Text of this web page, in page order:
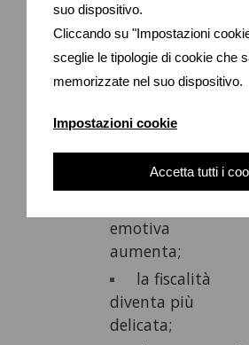
suo dispositivo.
Cliccando su "Impostazioni
sceglie le tipologie di cookie che
memorizzate nel suo dispositivo.
Impostazioni cookie
Accetta tutti i
Molti iniziano a porsi queste
pochi anni dalla pensione.
Quando ormai:
recuperare
eventuali errori è
minore;
emotiva
aumenta;
la fiscalità
diventa più
delicata;